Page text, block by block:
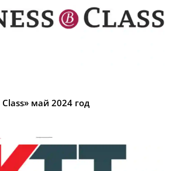
май 2024 год